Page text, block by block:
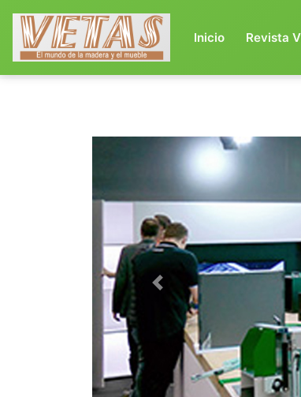
Inicio(current)
Revista
Previous